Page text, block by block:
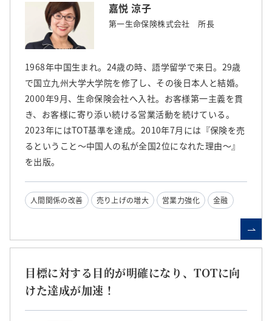
嘉悦 涼子
第一生命保険株式会社 所長
1968年中国生まれ。24歳の時、語学留学で来日。29歳
で国立九州大学大学院を修了し、その後日本人と結婚。
2000年9月、生命保険会社へ入社。お客様第一主義を貫
き、お客様に寄り添い続ける営業活動を続けている。
2023年にはTOT基準を達成。2010年7月には『保険を売
るということ～中国人の私が全国2位になれた理由～』
を出版。
人間関係の改善 売り上げの増大 営業力強化 金融
目標に対する目的が明確になり、TOTに向
けた達成が加速！